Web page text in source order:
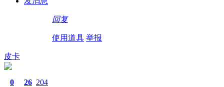
回复
使用道具 举报
皮卡
0 26 204